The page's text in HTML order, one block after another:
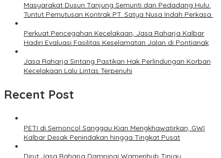
Masyarakat Dusun Tanjung Semunti dan Pedadang Hulu:
Tuntut Pemutusan Kontrak PT. Satya Nusa Indah Perkasa ‎
Perkuat Pencegahan Kecelakaan, Jasa Raharja Kalbar
Hadiri Evaluasi Fasilitas Keselamatan Jalan di Pontianak
Jasa Raharja Sintang Pastikan Hak Perlindungan Korban
Kecelakaan Lalu Lintas Terpenuhi
Recent Post
PETI di Semoncol Sanggau Kian Mengkhawatirkan, GWI
Kalbar Desak Penindakan hingga Tingkat Pusat
Dirut Jasa Raharja Dampingi Wamenhub Tinjau